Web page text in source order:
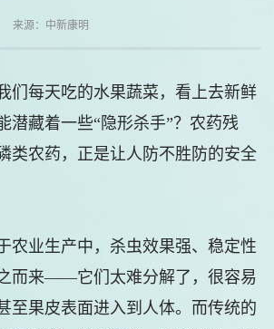
来源：中新康明
们每天吃的水果蔬菜，看上去新鲜
潜藏着一些“隐形杀手”？农药残
类农药，正是让人防不胜防的安全
农业生产中，杀虫效果强、稳定性
而来——它们太难分解了，很容易
至果皮表面进入到人体。而传统的